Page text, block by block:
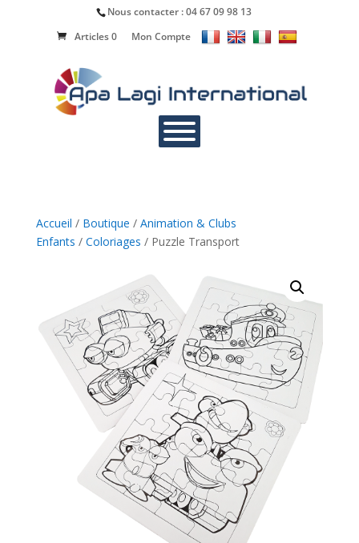
Nous contacter :04 67 09 98 13
Articles 0
Mon Compte
Accueil / Boutique / Animation & Clubs
Enfants / Coloriages / Puzzle Transport